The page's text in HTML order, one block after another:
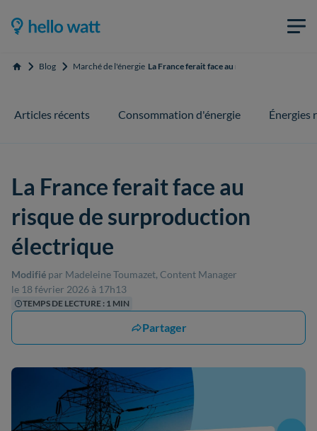
Accueil Blog Marché de l'énergie La France ferait face au risque de
Articles récents Consommation d'énergie Énergies
La France ferait face au
risque de surproduction
électrique
Modifié par Madeleine Toumazet, Content Manager
le 18 février 2026 à 17h13
TEMPS DE LECTURE : 1 MIN
Partager